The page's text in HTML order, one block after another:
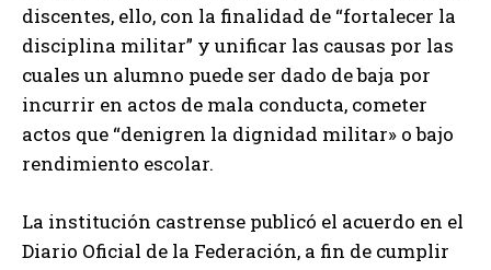
discentes, ello, con la finalidad de “fortalecer la
disciplina militar” y unificar las causas por las
cuales un alumno puede ser dado de baja por
incurrir en actos de mala conducta, cometer
actos que “denigren la dignidad militar» o bajo
rendimiento escolar.
La institución castrense publicó el acuerdo en el
Diario Oficial de la Federación, a fin de cumplir